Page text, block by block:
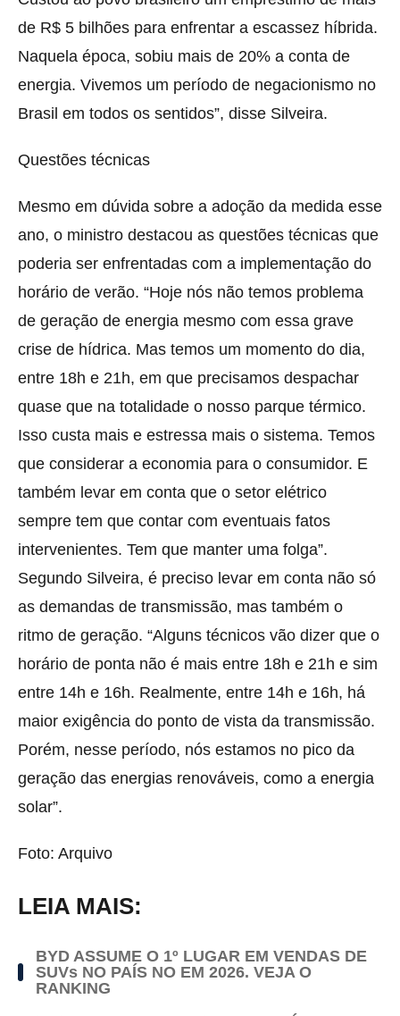
de R$ 5 bilhões para enfrentar a escassez híbrida.
Naquela época, sobiu mais de 20% a conta de
energia. Vivemos um período de negacionismo no
Brasil em todos os sentidos”, disse Silveira.
Questões técnicas
Mesmo em dúvida sobre a adoção da medida esse
ano, o ministro destacou as questões técnicas que
poderia ser enfrentadas com a implementação do
horário de verão. “Hoje nós não temos problema
de geração de energia mesmo com essa grave
crise de hídrica. Mas temos um momento do dia,
entre 18h e 21h, em que precisamos despachar
quase que na totalidade o nosso parque térmico.
Isso custa mais e estressa mais o sistema. Temos
que considerar a economia para o consumidor. E
também levar em conta que o setor elétrico
sempre tem que contar com eventuais fatos
intervenientes. Tem que manter uma folga”.
Segundo Silveira, é preciso levar em conta não só
as demandas de transmissão, mas também o
ritmo de geração. “Alguns técnicos vão dizer que o
horário de ponta não é mais entre 18h e 21h e sim
entre 14h e 16h. Realmente, entre 14h e 16h, há
maior exigência do ponto de vista da transmissão.
Porém, nesse período, nós estamos no pico da
geração das energias renováveis, como a energia
solar”.
Foto: Arquivo
LEIA MAIS:
BYD ASSUME O 1º LUGAR EM VENDAS DE
SUVs NO PAÍS NO EM 2026. VEJA O
RANKING